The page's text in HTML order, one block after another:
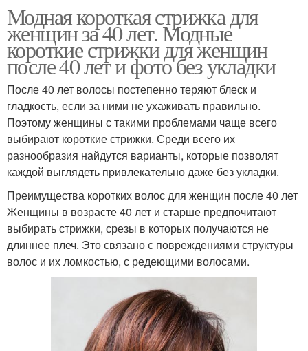
Модная короткая стрижка для
женщин за 40 лет. Модные
короткие стрижки для женщин
после 40 лет и фото без укладки
После 40 лет волосы постепенно теряют блеск и
гладкость, если за ними не ухаживать правильно.
Поэтому женщины с такими проблемами чаще всего
выбирают короткие стрижки. Среди всего их
разнообразия найдутся варианты, которые позволят
каждой выглядеть привлекательно даже без укладки.
Преимущества коротких волос для женщин после 40 лет
Женщины в возрасте 40 лет и старше предпочитают
выбирать стрижки, срезы в которых получаются не
длиннее плеч. Это связано с повреждениями структуры
волос и их ломкостью, с редеющими волосами.